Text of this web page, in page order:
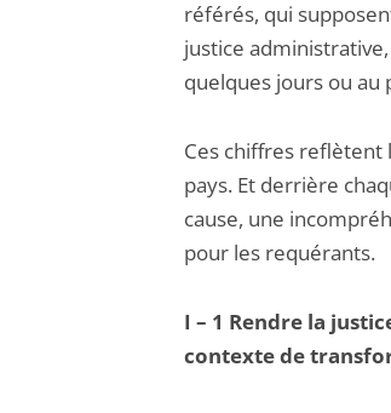
référés, qui
justice
quelques jours ou au
Ces chiffres reflètent
pays. Et derrière
cause, une
pour les requérants.
I – 1 Rendre la
contexte de